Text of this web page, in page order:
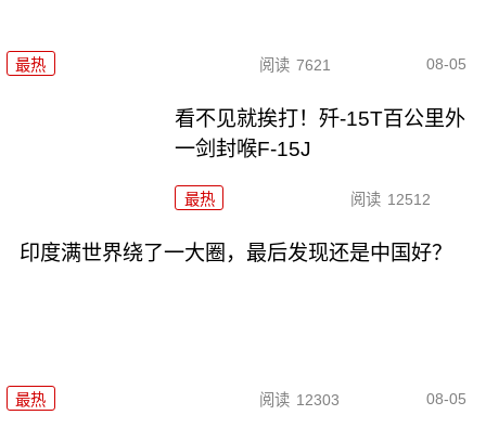
最热 阅读 7621 08-05
看不见就挨打！歼-15T百公里外
一剑封喉F-15J
最热 阅读 12512
印度满世界绕了一大圈，最后发现还是中国好？
最热 阅读 12303 08-05